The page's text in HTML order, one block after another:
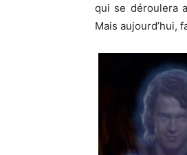
qui se déroulera
Mais aujourd’hui,